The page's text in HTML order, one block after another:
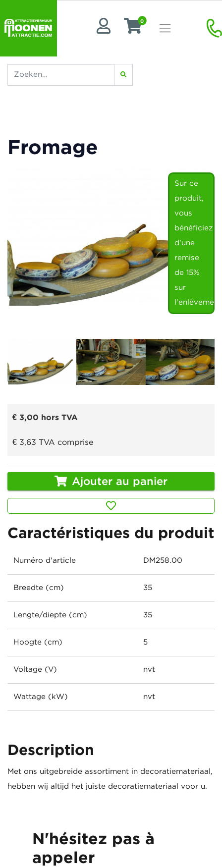
0
Fromage
Sur ce
produit,
vous
bénéficiez
d'une
remise
de 15%
sur
€ 3,00 hors TVA
€ 3,63 TVA comprise
Ajouter au panier
Caractéristiques du produit
Numéro d'article DM258.00
Breedte (cm) 35
Lengte/diepte (cm) 35
Hoogte (cm) 5
Voltage (V) nvt
Wattage (kW) nvt
Description
Met ons uitgebreide assortiment in decoratiemateriaal,
hebben wij altijd het juiste decoratiemateriaal voor u.
N'hésitez pas à
appeler